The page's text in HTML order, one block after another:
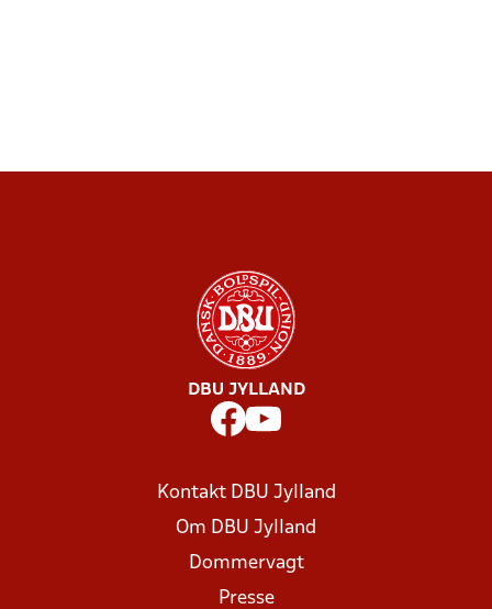
DBU JYLLAND
Kontakt DBU Jylland
Om DBU Jylland
Dommervagt
Presse